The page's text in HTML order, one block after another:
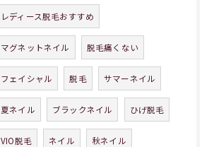
レディース脱毛おすすめ
マグネットネイル 脱毛痛くない
フェイシャル 脱毛 サマーネイル
夏ネイル ブラックネイル ひげ脱毛
VIO脱毛 ネイル 秋ネイル